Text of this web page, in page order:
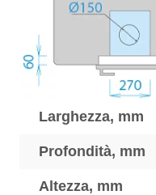
Larghezza, mm
Profondità, mm
Altezza, mm